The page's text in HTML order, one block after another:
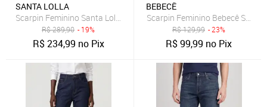
SANTA LOLLA
Scarpin Feminino Santa Lolla Couro Salto Alto Preto
R$289,90 - 19%
R$234,99 no Pix
BEBECÊ
Scarpin Feminino Bebecê Salto
R$129,99 - 23%
R$99,99 no Pix